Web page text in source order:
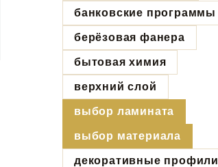
банковские программы
берёзовая фанера
бытовая химия
верхний слой
выбор ламината
выбор материала
декоративные профили